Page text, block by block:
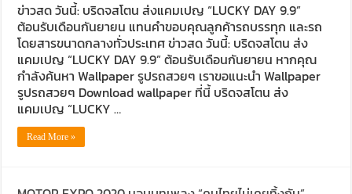
ข่าวสด วันนี้: บริดจสโตน ส่งแคมเปญ “LUCKY DAY 9.9”
ต้อนรับเดือนกันยายน แทนคำขอบคุณลูกค้ารถบรรทุก และรถ
โดยสารขนาดกลางทั่วประเทศ ข่าวสด วันนี้: บริดจสโตน ส่ง
แคมเปญ “LUCKY DAY 9.9” ต้อนรับเดือนกันยายน หากคุณ
กำลังค้นหา Wallpaper รูปรถสวยๆ เราขอแนะนำ Wallpaper
รูปรถสวยๆ Download wallpaper ที่นี้ บริดจสโตน ส่ง
แคมเปญ “LUCKY …
Read More »